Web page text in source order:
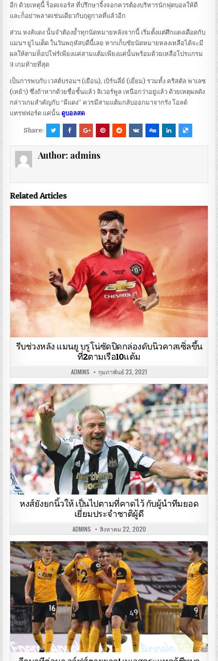
อีก ด้วยเหตุนี้ ร็อดเจอร์ส ที่ปรึกษาจิ้งจอกควรต้องบริหารนักฟุตบอลให้ดี
และก็อย่าพลาดเช่นเดียวกับฤดูกาลที่แล้วอีก
ส่วน หงส์แดง นั้นจำต้องย้ำทุกนัดหมายหลังจากนี้ เริ่มตั้งแต่ศึกแดงเดือดกับ
แมนฯ ยูไนเต็ด ในวันพฤหัสบดีนี้เลย หากเก็บชัยนัดหมายหลงเหลือได้จะมี
ผลให้ตามท็อปโฟร์เพียงแค่สามแต้มเพียงแค่นั้นพร้อมด้วยเหลือโปรแกรม
3 เกมท้ายที่สุด
เป็นการพบกับ เวสต์บรอมฯ (เยือน), เบิร์นลี่ย์ (เยี่ยม) รวมทั้ง คริสตัล พาเลซ
(เหย้า) ซึ่งถ้าหากด้วยชื่อชั้นแล้ว ลิเวอร์พูล เหนือกว่าอยู่แล้ว ด้วยเหตุผลดัง
กล่าวเกมสำคัญกับ “ผีแดง” ควรมีสามแต้มกลับออกมาจากรัง โอลด์
แทรฟฟอร์ด แค่นั้น ดูบอลสด
Share:
Author: admins
Related Articles
รีบช่วงหลัง แมนยู บรูโน่ซัดปิดกล่องดับนิวคาสเซิ่ลขึ้น
ที่2ตามเรือ10แต้ม
ADMINS กุมภาพันธ์ 23, 2021
หงส์ยังยกนิ้วให้ เป็นไปตามที่คาดไว้ กับผู้นำทีมยอด
เยี่ยมประจำชาติผู้ดี
ADMINS สิงหาคม 22, 2020